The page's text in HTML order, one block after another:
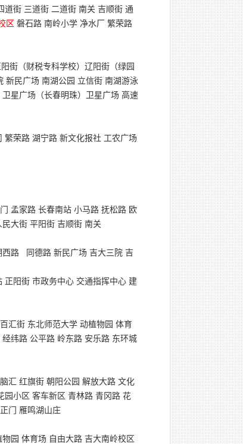
街 三道街 二道街 南关 吉顺街 通
区 磐石路 南岭小学 净水厂 繁荣路
街（财税专科学校）辽阳街（绿园
新民广场 南湖公园 立信街 南湖游泳
卫星广场（长春明珠）卫星广场 高速
繁荣路 湖宁路 新文化报社 工农广场
孟家路 长春南站 小马路 抚松路 欧
大街 平阳街 吉顺街 南关
西路
同德路 新民广场 吉大三院 吉
正阳街 市政务中心 交通指挥中心 建
汇街 东北师范大学 动植物园 体育
纬路 公平路 岭东路 安乐路 东环城
汇 红旗街 朝阳公园 解放大路 文化
园小区 客车新区 青林路 青冈路 花
门 雁鸣湖山庄
园 体育场 自由大路 吉大南岭校区